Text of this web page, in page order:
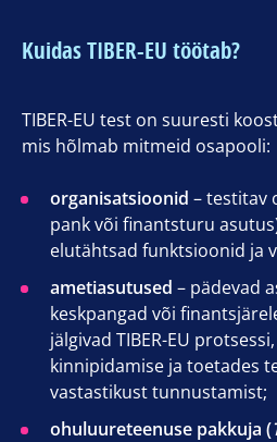
Kuidas TIBER-EU töötab?
TIBER-EU test on suuresti
mis hõlmab mitmeid osapooli:
organisatsioonid – testitav
pank või finantsturu
elutähtsad funktsioonid ja
ametiasutused – pädevad
keskpangad või
jälgivad TIBER-EU
kinnipidamise ja toetades
vastastikust tunnustamist;
ohuluureteenuse pakkuja (